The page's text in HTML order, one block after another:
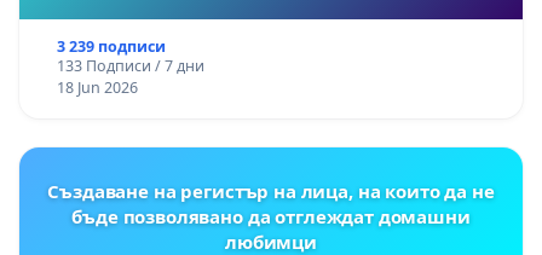
3 239 подписи
133 Подписи / 7 дни
18 Jun 2026
Създаване на регистър на лица, на които да не
бъде позволявано да отглеждат домашни
любимци